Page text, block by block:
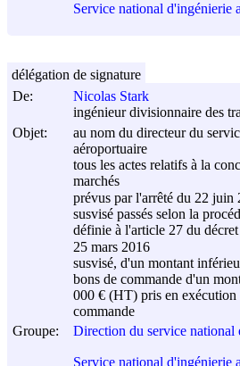
Service national d'ingénierie
De:
Nicolas Stark
ingénieur divisionnaire des
Objet:
au nom du directeur du
aéroportuaire
tous les actes relatifs à la
marchés
prévus par l'arrêté du 22 juin
susvisé passés selon la
définie à l'article 27 du
25 mars 2016
susvisé, d'un montant
bons de commande d'un
000 € (HT) pris en exécution
commande
Groupe:
Direction du service national
Service national d'ingénierie
délégation de signature